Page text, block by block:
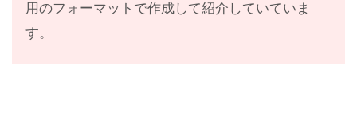
用のフォーマットで作成して紹介していていま
す。